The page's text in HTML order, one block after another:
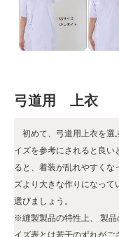
弓道用 上衣
初めて、弓道用上衣を選
イズを参考にされると良
ると、着装が乱れやすくな
ズより大きな作りになって
選びましょう。
※縫製製品の特性上、 製品